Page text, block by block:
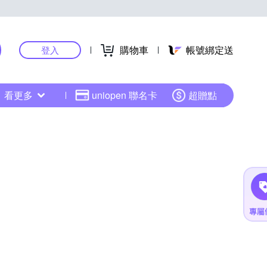
登入 購物車 帳號綁定送
看更多 uniopen 聯名卡 超贈點